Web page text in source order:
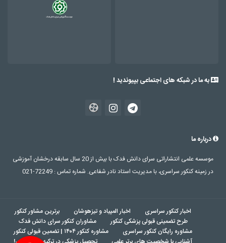
به ما در شبکه های اجتماعی بپیوندید !
درباره ما
موسسه علمی انتشاراتی سرای دانش فدک با بیش از 20 سال سابقه درخشان آموزشی
در زمینه کنکور سراسری، با مدیریت استاد نادر شفاعی. شماره تماس : 72249-021
اخبار کنکور سراسری اخبار المپیاد و تیزهوشان
برترین مشاور کنکور
طرح تضمینی قبولی پزشکی کنکور
مشاوران کنکور سرای دانش فدک
مشاوره رایگان کنکور سراسری
مشاوره کنکور ۱۴۰۴ | تضمین قبولی کنکور